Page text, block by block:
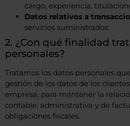
cargo, experiencia,
Datos relativos a
servicios suministrados.
2. ¿Con qué finalidad
personales?
Tratamos los datos personales
gestión de los datos de los
empresa, para mantener la
contable, administrativa y de
obligaciones fiscales.